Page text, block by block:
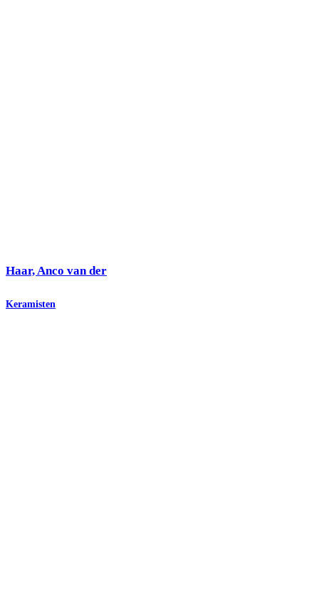
Haar, Anco van der
Keramisten